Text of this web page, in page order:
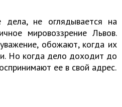
не оглядывается на
мировоззрение Львов.
обожают, когда их
Но когда дело доходит до
ее в свой адрес.